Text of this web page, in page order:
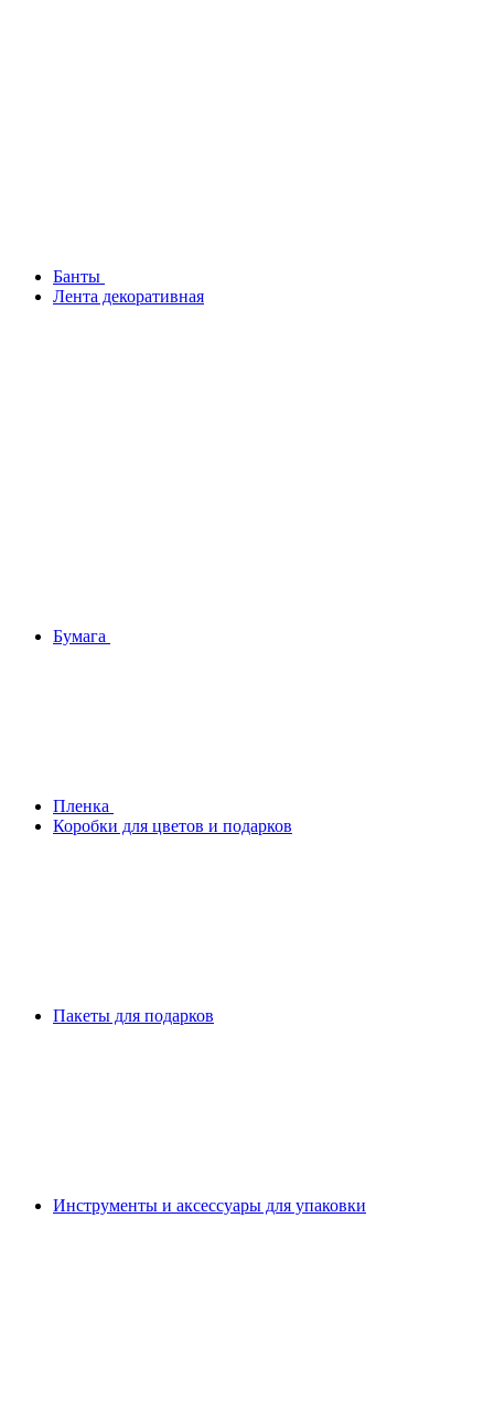
Банты
Лента декоративная
Бумага
Плeнка
Коробки для цветов и подарков
Пакеты для подарков
Инструменты и аксессуары для упаковки